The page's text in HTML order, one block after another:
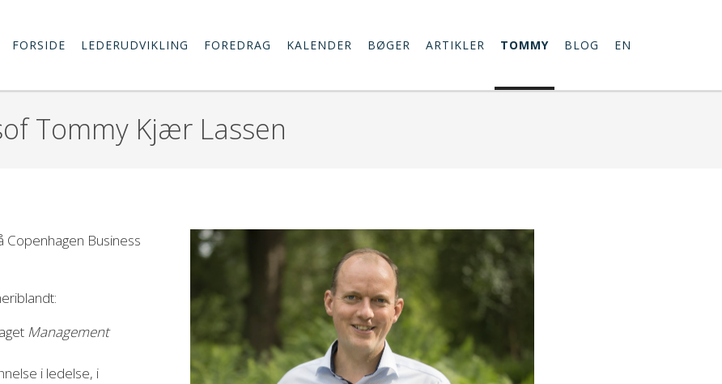
FORSIDE LEDERUDVIKLING FOREDRAG KALENDER BØGER ARTIKLER TOMMY BLOG EN
Tommy Kjær Lassen
Copenhagen Business
Management
i ledelse, i